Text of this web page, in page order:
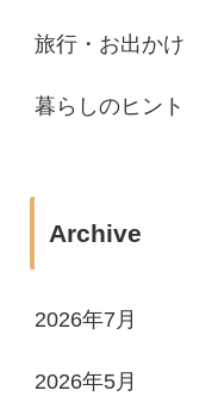
旅行・お出かけ
暮らしのヒント
Archive
2026年7月
2026年5月